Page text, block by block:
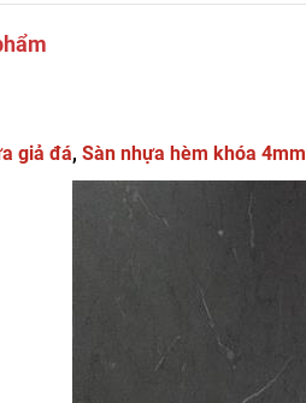
giả đá, Sàn nhựa hèm khóa 4mm